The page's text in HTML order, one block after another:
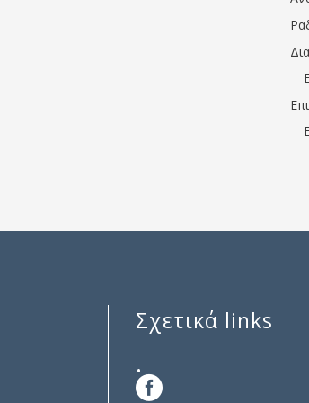
Σχετικά links
.